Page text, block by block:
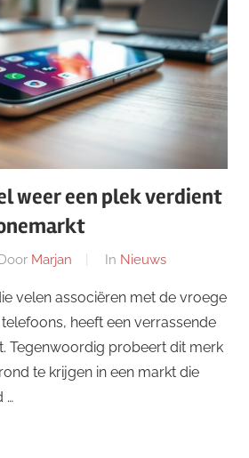
weer een plek verdient
Marjan In Nieuws
velen associëren met de vroege
heeft een verrassende
Tegenwoordig probeert dit merk
te krijgen in een markt die
…